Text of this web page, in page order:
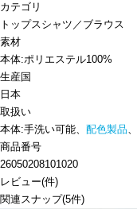
カテゴリ
トップスシャツ／ブラウス
素材
本体:ポリエステル100%
生産国
日本
取扱い
本体:手洗い可能、 配色製品、
商品番号
26050208101020
レビュー(件)
関連スナップ(5件)